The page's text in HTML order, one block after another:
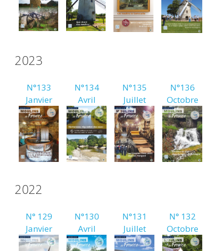
2023
N°133
Janvier
N°134
Avril
N°135
Juillet
N°136
Octobre
2022
N° 129
Janvier
N°130
Avril
N°131
Juillet
N° 132
Octobre